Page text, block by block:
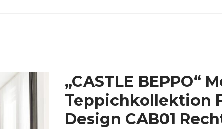
„CASTLE BEPPO“
Teppichkollektion
Design CAB01